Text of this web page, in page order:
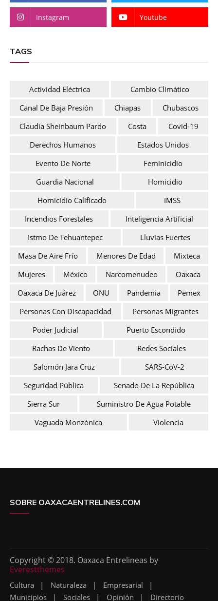
Instagram Youtube
TAGS
Actividad Eléctrica
Cambio Climático
Canal De Baja Presión
Chiapas
Chubascos
Claudia Sheinbaum Pardo
Costa
Covid-19
Derechos Humanos
Estados Unidos
Evento De Norte
Feminicidio
Guardia Nacional
Homicidio
Homicidio Calificado
IMSS
Incendios Forestales
Inteligencia Artificial
Istmo De Tehuantepec
Lluvias Fuertes
Masa De Aire Frío
Menores De Edad
Mixteca
Mujeres
México Narcomenudeo
Oaxaca
Oaxaca De Juárez
ONU Pandemia
Pemex
Personas Con Discapacidad
Personas Migrantes
Poder Judicial
Puerto Escondido
Rachas De Viento
Redes Sociales
Salomón Jara Cruz
SARS-CoV-2
Seguridad Pública
Senado De La República
Sierra Sur
Suministro De Agua Potable
Vaguada Monzónica
Violencia
SOBRE OAXACAENTRELINES.COM
Copyright © 2018. Oaxaca Entrelineas by
Everestthemes
Cultura Naturaleza
Empresarial
Municipios
Sociales Opinión Directorio